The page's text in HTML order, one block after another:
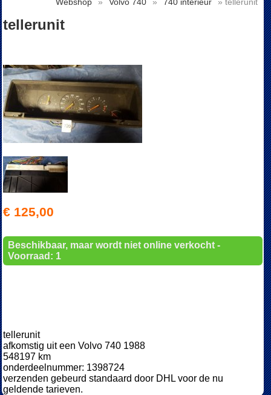
tellerunit
€ 125,00
Beschikbaar, maar wordt niet online verkocht -
Voorraad: 1
tellerunit
afkomstig uit een Volvo 740 1988
548197 km
onderdeelnummer: 1398724
verzenden gebeurd standaard door DHL voor de nu
geldende tarieven.